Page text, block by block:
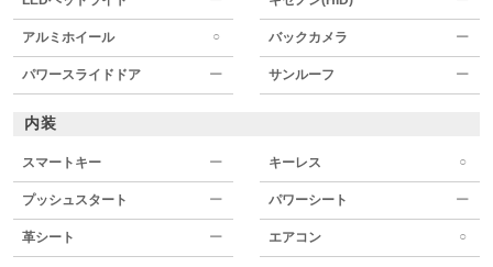
アルミホイール ○ バックカメラ ー
パワースライドドア ー サンルーフ ー
内装
スマートキー ー キーレス ○
プッシュスタート ー パワーシート ー
革シート ー エアコン ○